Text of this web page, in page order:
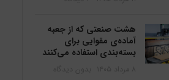
هشت صنعتی که از جعبه
آماده‌ی مقوایی برای
بسته‌بندی استفاده می‌کنند